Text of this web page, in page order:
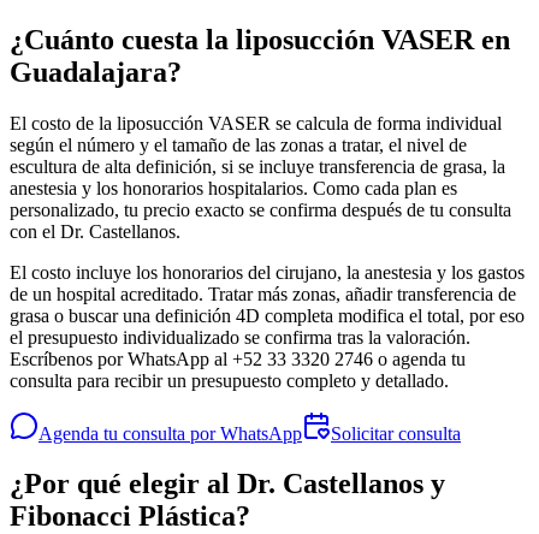
¿Cuánto cuesta la liposucción VASER en
Guadalajara?
El costo de la liposucción VASER se calcula de forma individual
según el número y el tamaño de las zonas a tratar, el nivel de
escultura de alta definición, si se incluye transferencia de grasa, la
anestesia y los honorarios hospitalarios. Como cada plan es
personalizado, tu precio exacto se confirma después de tu consulta
con el Dr. Castellanos.
El costo incluye los honorarios del cirujano, la anestesia y los gastos
de un hospital acreditado. Tratar más zonas, añadir transferencia de
grasa o buscar una definición 4D completa modifica el total, por eso
el presupuesto individualizado se confirma tras la valoración.
Escríbenos por WhatsApp al +52 33 3320 2746 o agenda tu
consulta para recibir un presupuesto completo y detallado.
Agenda tu consulta por WhatsApp Solicitar consulta
¿Por qué elegir al Dr. Castellanos y
Fibonacci Plástica?